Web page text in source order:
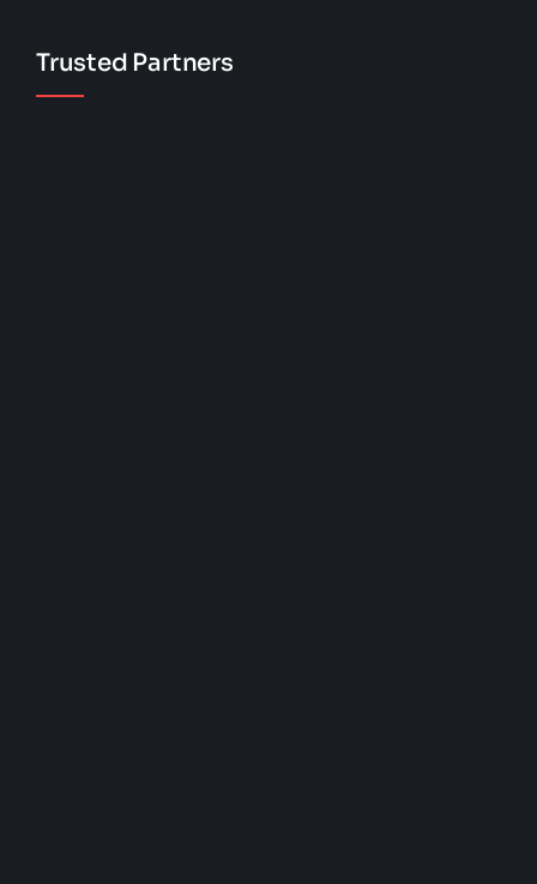
Trusted Partners